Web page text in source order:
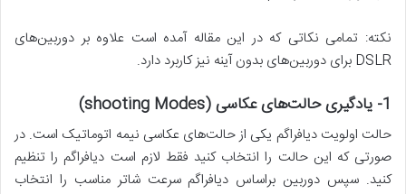
نکته: تمامی نکاتی که در این مقاله آمده است علاوه بر دوربین‌های
DSLR برای دوربین‌های بدون آینه نیز کاربرد دارد.
1- یادگیری حالت‌های عکاسی(shooting Modes)
حالت اولویت دیافراگم یکی از حالت‌های عکاسی نیمه اتوماتیک است. در
صورتی که این حالت را انتخاب کنید فقط لازم است دیافراگم را تنظیم
کنید. سپس دوربین براساس دیافراگم سرعت شاتر مناسب را انتخاب